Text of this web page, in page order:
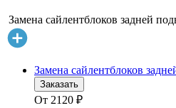
Замена сайлентблоков задней
Замена сайлентблоков
Заказать
От 2120 ₽